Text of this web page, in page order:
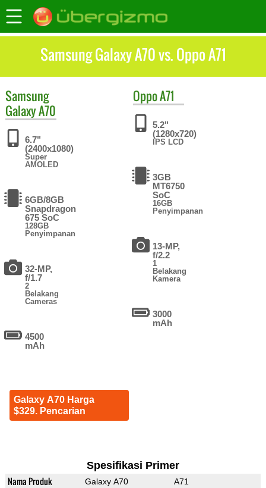
Samsung Galaxy A70 vs. Oppo A71
Samsung
Galaxy A70
6.7"
(2400x1080)
Super
AMOLED
6GB/8GB
Snapdragon
675 SoC
128GB
Penyimpanan
32-MP,
f/1.7
2
Belakang
Cameras
4500
mAh
Galaxy A70 Harga
$329. Pencarian
OppoA71
5.2"
(1280x720)
IPS LCD
3GB
MT6750
SoC
16GB
Penyimpanan
13-MP,
f/2.2
1
Belakang
Kamera
3000
mAh
Spesifikasi Primer
Nama Produk Galaxy A70 A71